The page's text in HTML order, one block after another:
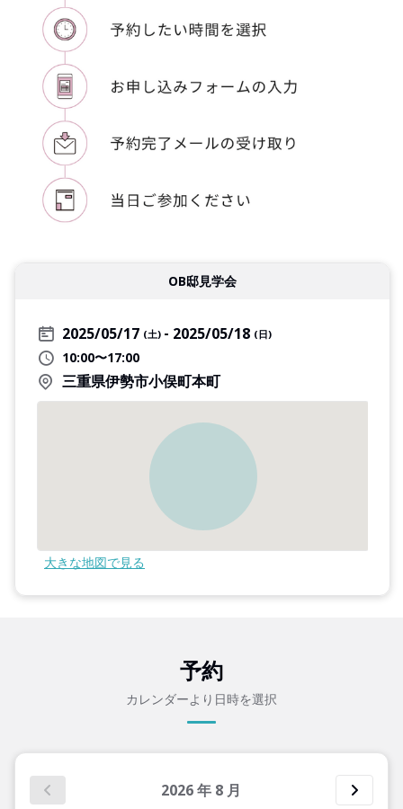
OB邸見学会
2025/05/17 (土) 2025/05/18 (日)
10:00〜17:00
三重県伊勢市小俣町本町
大きな地図で見る
予約
カレンダーより日時を選択
2026年 8月